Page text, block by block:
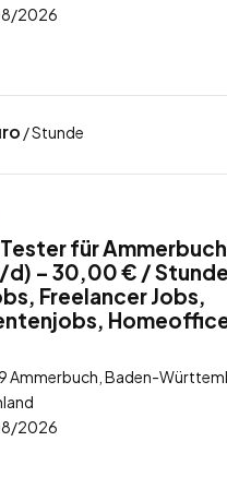
2026
/ Stunde
für Ammerbuch
– 30,00 € /
Freelancer Jobs,
Ammerbuch, Baden-
2026